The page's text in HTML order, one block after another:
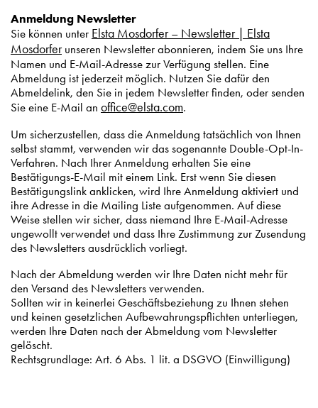
Anmeldung Newsletter
Sie können unter Elsta Mosdorfer – Newsletter | Elsta
Mosdorferunseren Newsletter abonnieren, indem Sie uns Ihre
Namen und E-Mail-Adresse zur Verfügung stellen. Eine
Abmeldung ist jederzeit möglich. Nutzen Sie dafür den
Abmeldelink, den Sie in jedem Newsletter finden, oder senden
Sie eine E-Mail an office@elsta.com.
Um sicherzustellen, dass die Anmeldung tatsächlich von Ihnen
selbst stammt, verwenden wir das sogenannte Double-Opt-In-
Verfahren. Nach Ihrer Anmeldung erhalten Sie eine
Bestätigungs-E-Mail mit einem Link. Erst wenn Sie diesen
Bestätigungslink anklicken, wird Ihre Anmeldung aktiviert und
ihre Adresse in die Mailing Liste aufgenommen. Auf diese
Weise stellen wir sicher, dass niemand Ihre E-Mail-Adresse
ungewollt verwendet und dass Ihre Zustimmung zur Zusendung
des Newsletters ausdrücklich vorliegt.
Nach der Abmeldung werden wir Ihre Daten nicht mehr für
den Versand des Newsletters verwenden.
Sollten wir in keinerlei Geschäftsbeziehung zu Ihnen stehen
und keinen gesetzlichen Aufbewahrungspflichten unterliegen,
werden Ihre Daten nach der Abmeldung vom Newsletter
gelöscht.
Rechtsgrundlage: Art. 6 Abs. 1 lit. a DSGVO (Einwilligung)